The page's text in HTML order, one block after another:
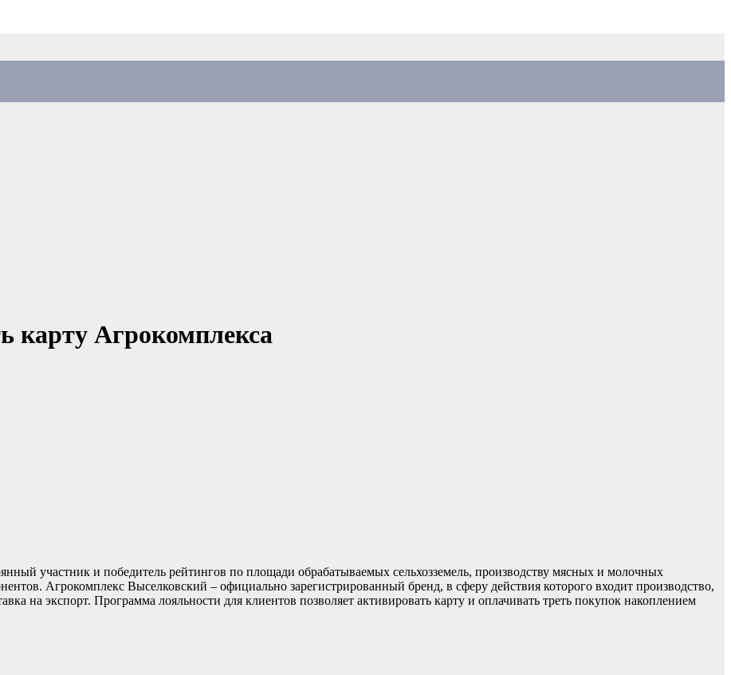
карту Агрокомплекса
участник и победитель рейтингов по площади обрабатываемых сельхозземель, производству мясных и молочных
Агрокомплекс Выселковский – официально зарегистрированный бренд, в сферу действия которого входит производство,
на экспорт. Программа лояльности для клиентов позволяет активировать карту и оплачивать треть покупок накоплением